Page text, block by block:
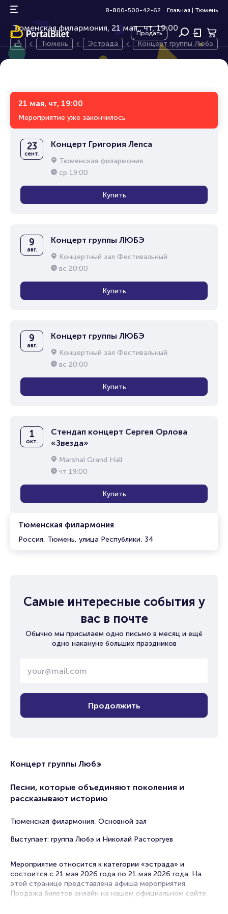
8-800-500-42-62 Главная Тюмень
Продать
Концерт группы Любэ
Тюменская филармония, 21 мая,
6+
чт, 19:00
Тюмень Эстрада Концерт группы Любэ
21 мая, чт, 19:00
Мероприятие уже закончилось
Тюменская филармония
Россия, Тюмень, улица Республики, 34
23
сент.
Концерт Григория Лепса
Тюменская филармония
ср 19:00
Купить
9
авг.
Концерт группы ЛЮБЭ
Концертный зал Фестивальный
вс 20:00
Купить
9
авг.
Концерт группы ЛЮБЭ
Концертный зал Фестивальный
вс 20:00
Купить
1
окт.
Стендап концерт Сергея Орлова
«Звезда»
Marshal Grand Hall
чт 19:00
Купить
Самые интересные события у
вас в почте
Обычно мы присылаем одно письмо в месяц и ещё
одно накануне больших праздников
Продолжить
Концерт группы Любэ
Песни, которые объединяют поколения и
рассказывают историю
Тюменская филармония, Основной зал
Выступает: группа Любэ и Николай Расторгуев
Мероприятие относится к категории «эстрада» и
состоится с 21 мая 2026 года по 21 мая 2026 года. На
этой странице представлена афиша мероприятия.
Продажа билетов онлайн на нашем официальном сайте